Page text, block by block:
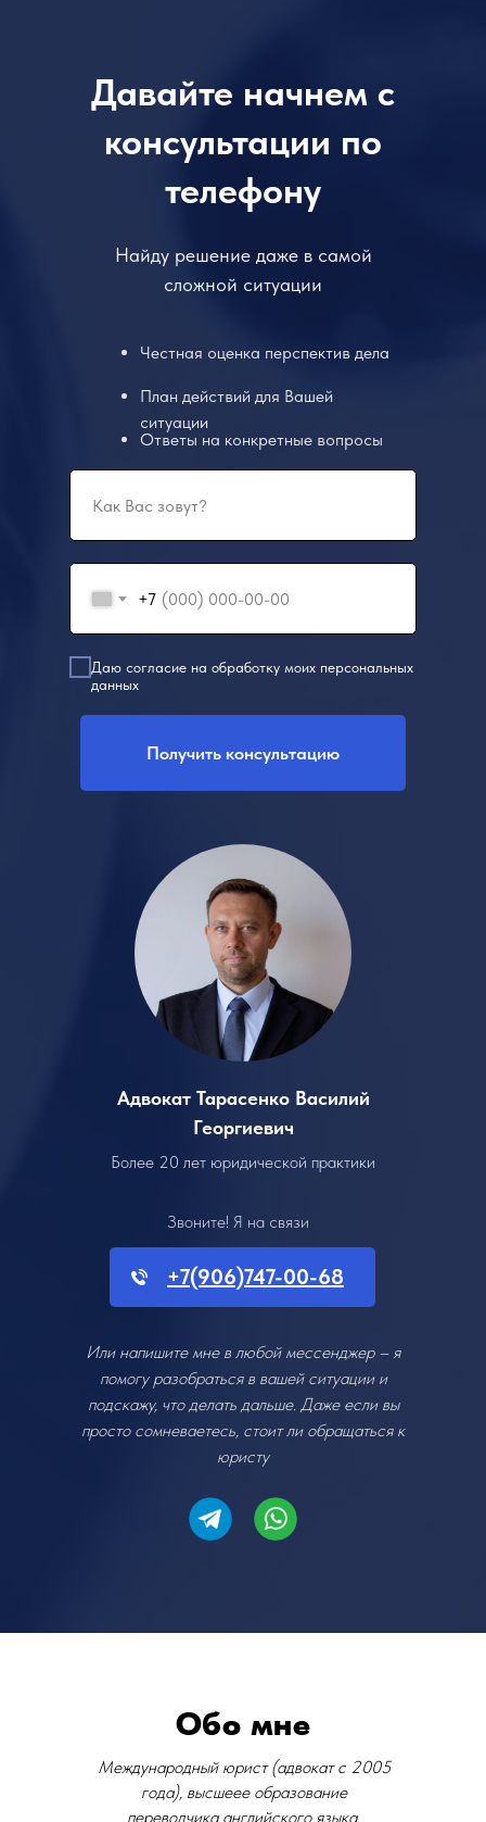
Более 20 лет юридической практики
Звоните! Я на связи
Или напишите мне в любой мессенджер – я
помогу разобраться в вашей ситуации и
подскажу, что делать дальше. Даже если вы
просто сомневаетесь, стоит ли обращаться к
юристу
Адвокат Тарасенко Василий
Георгиевич
Давайте начнем с
консультации по
телефону
Найду решение даже в самой
сложной ситуации
Честная оценка перспектив дела
Ответы на конкретные вопросы
План действий для Вашей
ситуации
+7
Даю согласие на обработку моих персональных
данных
Получить консультацию
+7(906)747-00-68
Международный юрист (адвокат с 2005
года), высшеее образование
переводчика английского языка,
Обо мне